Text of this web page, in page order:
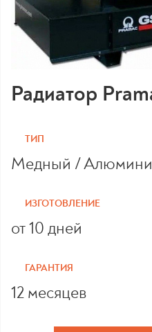
Радиатор
ТИП
Медный /
ИЗГОТОВЛЕНИЕ
от 10 дней
ГАРАНТИЯ
12 месяцев